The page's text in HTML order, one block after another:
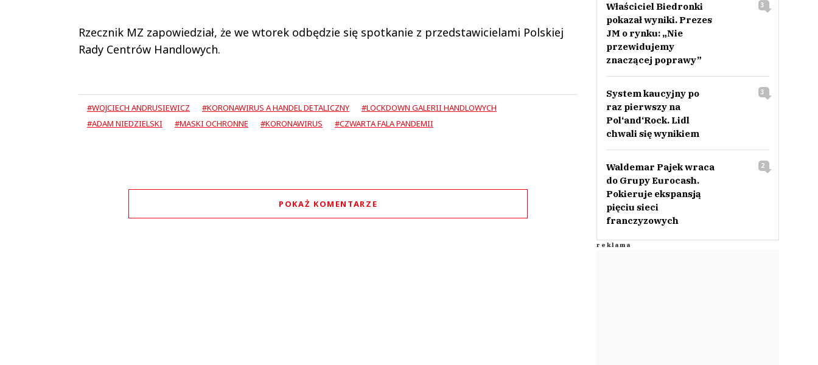
Rzecznik MZ zapowiedział, że we wtorek odbędzie się spotkanie z przedstawicielami Polskiej
Rady Centrów Handlowych.
#WOJCIECH ANDRUSIEWICZ #KORONAWIRUS A HANDEL DETALICZNY
#LOCKDOWN GALERII HANDLOWYCH
#ADAM NIEDZIELSKI
#MASKI OCHRONNE #KORONAWIRUS #CZWARTA FALA PANDEMII
POKAŻ KOMENTARZE
Właściciel Biedronki
pokazał wyniki. Prezes
JM o rynku: „Nie
przewidujemy
znaczącej poprawy”
3
System kaucyjny po
raz pierwszy na
Pol‘and‘Rock. Lidl
chwali się wynikiem
3
Waldemar Pajek wraca
do Grupy Eurocash.
Pokieruje ekspansją
pięciu sieci
franczyzowych
2